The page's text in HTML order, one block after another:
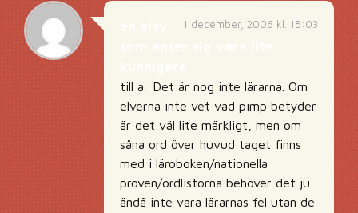
1 december, 2006 kl. 15:03
till a: Det är nog inte lärarna. Om
elverna inte vet vad pimp betyder
är det väl lite märkligt, men om
såna ord över huvud taget finns
med i läroboken/nationella
proven/ordlistorna behöver det ju
ändå inte vara lärarnas fel utan de